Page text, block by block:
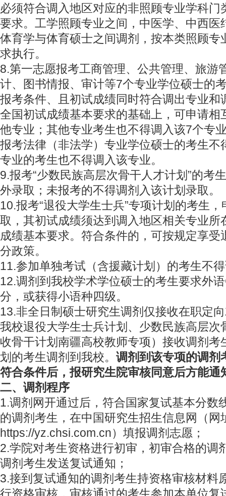
必须符合调入地区对应的非照顾专业学科门
要求。工学照顾专业之间，中医学、中西医
体育学与体育硕士之间调剂，按本类照顾专
求执行。
8.第一志愿报考工商管理、公共管理、旅游
计、图书情报、审计等7个专业学位硕士的
报考条件、且初试成绩同时符合调出专业和
全国初试成绩基本要求的基础上，可申请相
他专业；其他专业考生也不得调入该7个专
报考法律（非法学）专业学位硕士的考生不
专业的考生也不得调入该专业。
9.报考“少数民族高层次骨干人才计划”的考
外录取；未报考的不得调剂入该计划录取。
10.报考“退役大学生士兵”专项计划的考生
取，其初试成绩须达到调入地区相关专业所
成绩基本要求。符合条件的，可按规定享受
分政策。
11.参加单独考试（含援藏计划）的考生不
12.调剂到我校学术学位硕士的考生要求外
分，或获得小语种四级。
13.非全日制硕士研究生调剂仅接收在职定
我校退役大学生士兵计划、少数民族高层次
收骨干计划南疆高校教师专项）接收调剂考
划的考生调剂到我校。 调剂到该专项的调剂
符合条件后，报研究生院审核同意后方能通
二、调剂程序
1.调剂网开通过后，符合国家复试基本分数
的调剂考生，在中国研究生招生信息网（网
https://yz.chsi.com.cn）填报调剂志愿；
2.学院对考生资格进行初审，初审合格的调
调剂考生发送复试通知；
3.接到复试通知的调剂考生持资格审核材料